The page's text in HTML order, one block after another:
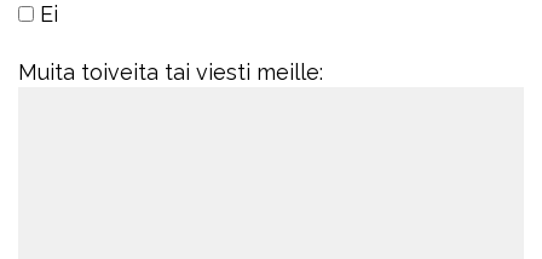
Ei
Muita toiveita tai viesti meille: